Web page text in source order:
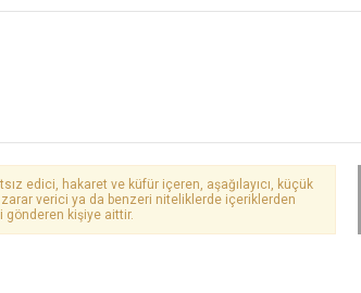
edici, hakaret ve küfür içeren, aşağılayıcı, küçük
zarar verici ya da benzeri niteliklerde içeriklerden
kişiye aittir.